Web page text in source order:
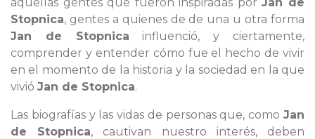
Stopnica, gentes a quienes de de una u otra forma
Jan de Stopnica influenció, y ciertamente,
comprender y entender cómo fue el hecho de vivir
en el momento de la historia y la sociedad en la que
vivió Jan de Stopnica.
Las biografías y las vidas de personas que, como Jan
de Stopnica, cautivan nuestro interés, deben